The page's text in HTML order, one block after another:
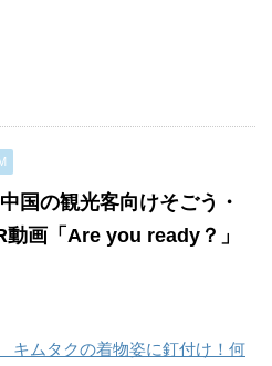
国の観光客向けそごう・
動画「Are you ready？」
キムタクの着物姿に釘付け！何